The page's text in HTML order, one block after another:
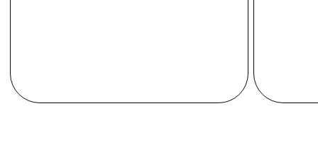
ул. Невзоровых , д 111